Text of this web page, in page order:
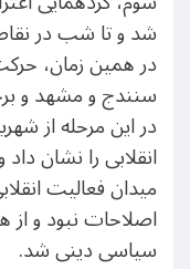
شد و تا شب در
در همین زمان،
سنندج و مشهد و
انقلابی را نشان داد
میدان فعالیت
اصلاحات نبود و از
سیاسی دینی شد.